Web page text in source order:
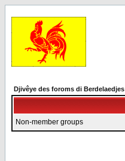
Djivêye des foroms di Berdelaedjes
Non-member groups